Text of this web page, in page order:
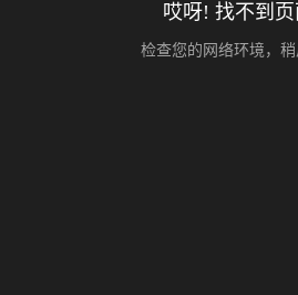
哎呀! 找不到页
检查您的网络环境，稍